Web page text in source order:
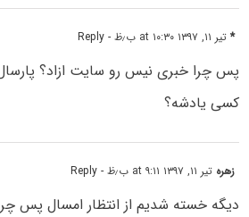
*تیر ۱۱, ۱۳۹۷ at ۱۰:۳۰ ب٫ظ - Reply
پس چرا خبری نیس رو سایت ازاد؟
کسی یادشه؟
زهره تیر ۱۱, ۱۳۹۷ at ۹:۱۱ ب٫ظ - Reply
دیگه خسته شدیم از انتظار امسال پس